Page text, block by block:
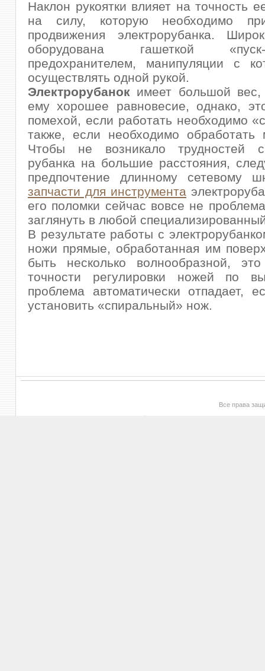
Наклон рукоятки влияет на точность
на силу, которую необходимо
продвижения электрорубанка.
оборудована гашеткой
предохранителем, манипуляции с
осуществлять одной рукой.
Электрорубанок имеет большой вес,
ему хорошее равновесие, однако,
помехой, если работать необходимо
также, если необходимо обработать
Чтобы не возникало трудностей
рубанка на большие расстояния,
предпочтение длинному сетевому
запчасти для инструмента
его поломки сейчас вовсе не
заглянуть в любой
В результате работы с
ножи прямые, обработанная им
быть несколько волнообразной,
точности регулировки ножей по
проблема автоматически отпадает,
установить «спиральный» нож.
Все права